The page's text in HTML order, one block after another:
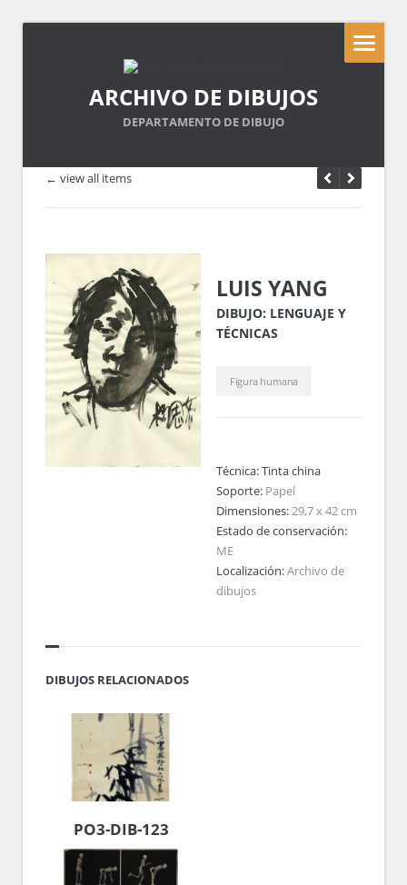
ARCHIVO DE DIBUJOS
DEPARTAMENTO DE DIBUJO
← view all items
LUIS YANG
DIBUJO: LENGUAJE Y
TÉCNICAS
Figura humana
Técnica:Tinta china
Soporte: Papel
Dimensiones:29,7 x 42 cm
Estado de conservación:
ME
Localización:Archivo de
dibujos
DIBUJOS RELACIONADOS
PO3-DIB-123